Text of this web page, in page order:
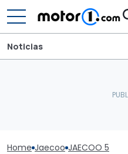
Noticias
Home Jaecoo JAECOO 5